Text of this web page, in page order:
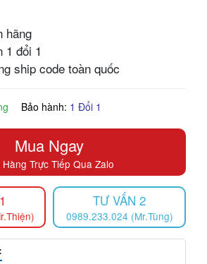
hãng
1 đổi 1
ship code toàn quốc
Bảo hành: 1 Đổi 1
Mua Ngay
Trực Tiếp Qua Zalo
TƯ VẤN 2
0989.233.024 (Mr.Tùng)